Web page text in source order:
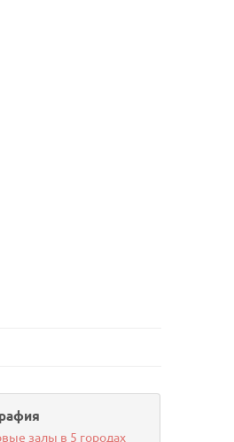
залы в 5 городах